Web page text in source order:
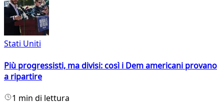
Stati Uniti
Più progressisti, ma divisi: così i Dem americani provano
a ripartire
1 min di lettura